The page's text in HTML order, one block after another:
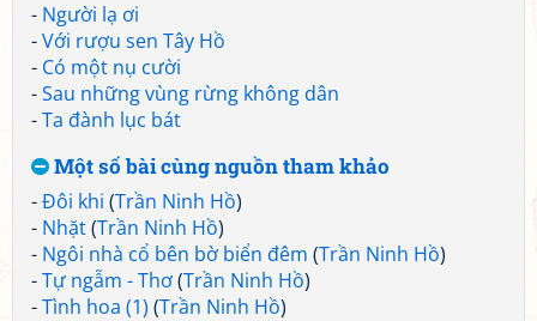
- Người lạ ơi
-Với rượu sen Tây Hồ
- Có một nụ cười
-Sau những vùng rừng không dân
-Ta đành lục bát
Một số bài cùng nguồn tham khảo
-Đôi khi (Trần Ninh Hồ)
- Nhặt(Trần Ninh Hồ)
- Ngôi nhà cổ bên bờ biển đêm (Trần Ninh Hồ)
-Tự ngẫm - Thơ(Trần Ninh Hồ)
-Tình hoa (1) (Trần Ninh Hồ)